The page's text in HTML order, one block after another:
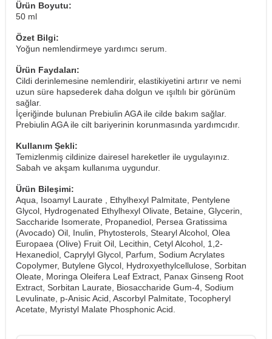
Ürün Boyutu:
50 ml
Özet Bilgi:
Yoğun nemlendirmeye yardımcı serum.
Ürün Faydaları:
Cildi derinlemesine nemlendirir, elastikiyetini artırır ve nemi
uzun süre hapsederek daha dolgun ve ışıltılı bir görünüm
sağlar.
İçeriğinde bulunan Prebiulin AGA ile cilde bakım sağlar.
Prebiulin AGA ile cilt bariyerinin korunmasında yardımcıdır.
Kullanım Şekli:
Temizlenmiş cildinize dairesel hareketler ile uygulayınız.
​Sabah ve akşam kullanıma uygundur.
Ürün Bileşimi:
Aqua, Isoamyl Laurate , Ethylhexyl Palmitate, Pentylene
Glycol, Hydrogenated Ethylhexyl Olivate, Betaine, Glycerin,
Saccharide Isomerate, Propanediol, Persea Gratissima
(Avocado) Oil, Inulin, Phytosterols, Stearyl Alcohol, Olea
Europaea (Olive) Fruit Oil, Lecithin, Cetyl Alcohol, 1,2-
Hexanediol, Caprylyl Glycol, Parfum, Sodium Acrylates
Copolymer, Butylene Glycol, Hydroxyethylcellulose, Sorbitan
Oleate, Moringa Oleifera Leaf Extract, Panax Ginseng Root
Extract, Sorbitan Laurate, Biosaccharide Gum-4, Sodium
Levulinate, p-Anisic Acid, Ascorbyl Palmitate, Tocopheryl
Acetate, Myristyl Malate Phosphonic Acid.